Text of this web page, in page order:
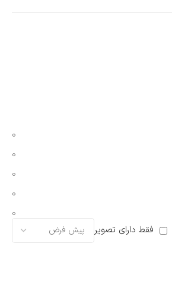
0
0
0
0
0
فقط دارای تصویر